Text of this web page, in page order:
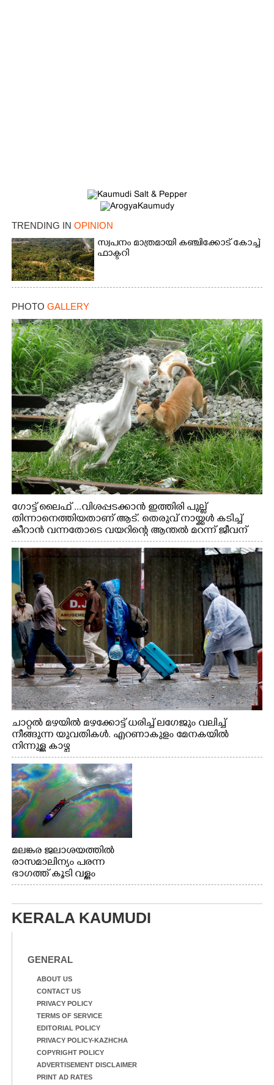
TRENDING IN OPINION
സ്വപനം മാത്രമായി കഞ്ചിക്കോട് കോച്ച്
ഫാക്ടറി
PHOTO GALLERY
ഗോട്ട് ലൈഫ് ...വിശപ്പടക്കാൻ ഇത്തിരി പുല്ല്
തിന്നാനെത്തിയതാണ് ആട്. തെരുവ് നായ്ക്കൾ കടിച്ച്
കീറാൻ വന്നതോടെ വയറിന്റെ ആന്തൽ മറന്ന് ജീവന്
വേണ്ടിയായി ഓട്ടം. എറണാകുളം വാത്തുരുത്തിയിൽ
നിന്നുള്ള കാഴ്ച
ചാറ്റൽ മഴയിൽ മഴക്കോട്ട് ധരിച്ച് ലഗേജും വലിച്ച്
നീങ്ങുന്ന യുവതികൾ. എറണാകുളം മേനകയിൽ
നിന്നുള്ള കാഴ്ച
മലങ്കര ജലാശയത്തിൽ
രാസമാലിന്യം പരന്ന
ഭാഗത്ത് കൂടി വള്ളം
തുഴഞ്ഞു പോകുന്ന
KERALA KAUMUDI
GENERAL
ABOUT US
CONTACT US
PRIVACY POLICY
TERMS OF SERVICE
EDITORIAL POLICY
PRIVACY POLICY-KAZHCHA
COPYRIGHT POLICY
ADVERTISEMENT DISCLAIMER
PRINT AD RATES
×
Share this link
Copy Link